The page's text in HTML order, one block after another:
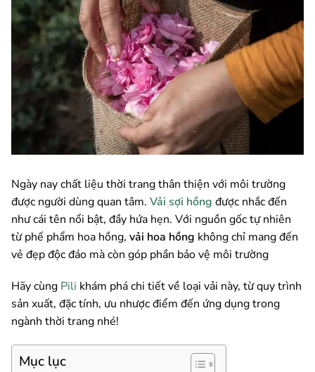
Ngày nay chất liệu thời trang thân thiện với môi trường
được người dùng quan tâm. Vải sợi hồng được nhắc đến
như cái tên nổi bật, đầy hứa hẹn. Với nguồn gốc tự nhiên
từ phế phẩm hoa hồng, vải hoa hồng không chỉ mang đến
vẻ đẹp độc đáo mà còn góp phần bảo vệ môi trường
Hãy cùng Pili khám phá chi tiết về loại vải này, từ quy trình
sản xuất, đặc tính, ưu nhược điểm đến ứng dụng trong
ngành thời trang nhé!
Mục lục